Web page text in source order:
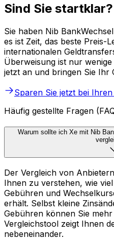
Sind Sie startklar?
Sie haben Nib
es ist Zeit, das beste Preis-
internationalen
Überweisung ist nur
jetzt an und bringen Sie Ihr
Sparen Sie jetzt bei
Häufig gestellte Fragen
Warum sollte ich Xe mit Nib
Der Vergleich von
Ihnen zu verstehen, wie
Gebühren und
erhält. Selbst kleine
Gebühren können Sie
Vergleichstool zeigt Ihnen
nebeneinander.